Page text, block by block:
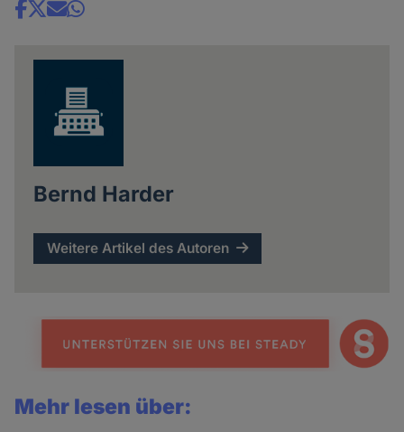
Share
Bernd Harder
Weitere Artikel des Autoren
Mehr lesen über: